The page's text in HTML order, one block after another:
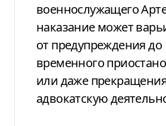
военнослужащего
наказание может
от предупреждения до
временного
или даже
адвокатскую